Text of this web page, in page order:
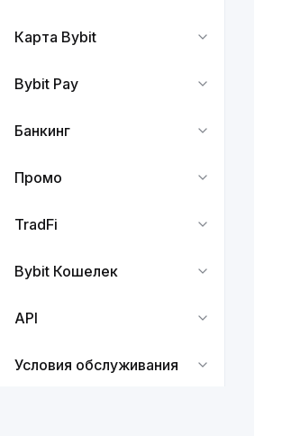
Карта Bybit
Bybit Pay
Банкинг
Промо
TradFi
Bybit Кошелек
API
Условия обслуживания